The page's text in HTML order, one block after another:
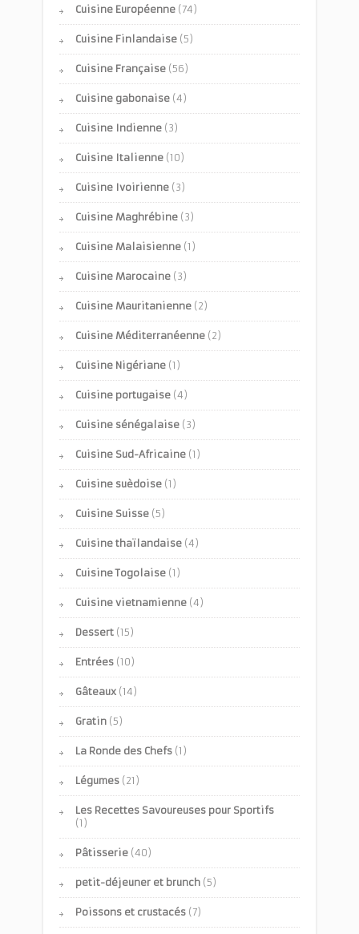
Cuisine Européenne (74)
Cuisine Finlandaise (5)
Cuisine Française (56)
Cuisine gabonaise (4)
Cuisine Indienne (3)
Cuisine Italienne (10)
Cuisine Ivoirienne (3)
Cuisine Maghrébine (3)
Cuisine Malaisienne (1)
Cuisine Marocaine (3)
Cuisine Mauritanienne (2)
Cuisine Méditerranéenne (2)
Cuisine Nigériane (1)
Cuisine portugaise (4)
Cuisine sénégalaise (3)
Cuisine Sud-Africaine (1)
Cuisine suèdoise (1)
Cuisine Suisse (5)
Cuisine thaïlandaise (4)
Cuisine Togolaise (1)
Cuisine vietnamienne (4)
Dessert (15)
Entrées (10)
Gâteaux (14)
Gratin (5)
La Ronde des Chefs (1)
Légumes (21)
Les Recettes Savoureuses pour Sportifs
(1)
Pâtisserie (40)
petit-déjeuner et brunch (5)
Poissons et crustacés (7)